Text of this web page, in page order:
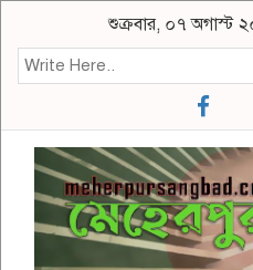
শুক্রবার, ০৭ অগাস্ট